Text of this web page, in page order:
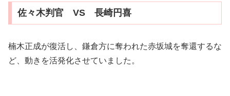
佐々木判官 VS 長崎円喜
楠木正成が復活し、鎌倉方に奪われた赤坂城を奪還するな
ど、動きを活発化させていました。